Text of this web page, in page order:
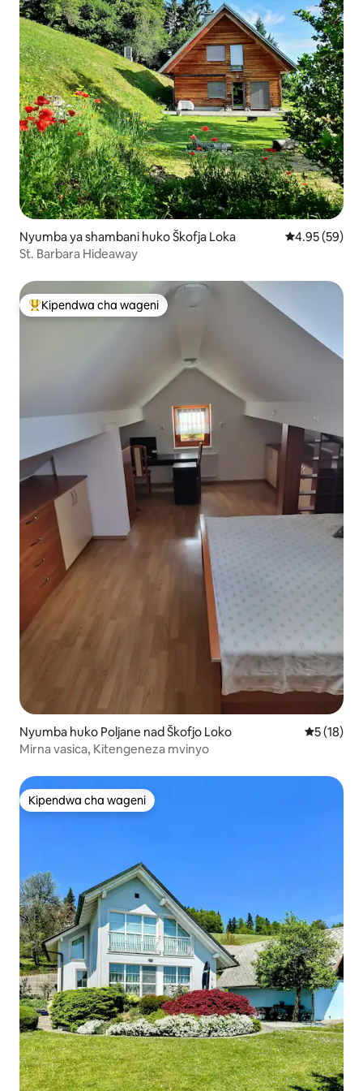
Nyumba ya shambani huko Škofja Loka Ukadiriaji wa
4.95 (59)
St. Barbara Hideaway
Kipendwa maarufu cha wageni
Kipendwa cha wageni
Nyumba huko Poljane nad Škofjo Loko Ukadiriaji
5 (18)
Mirna vasica, Kitengeneza mvinyo
Kipendwa cha wageni
Kipendwa cha wageni